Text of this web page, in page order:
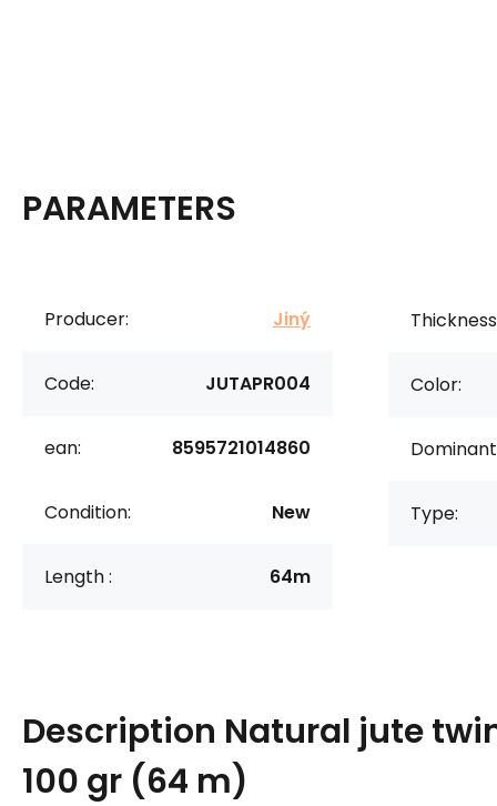
PARAMETERS
Producer: Jiný
Code: JUTAPR004
ean: 8595721014860
Condition: New
Length : 64m
Color:
Type:
Description Natural jute
100 gr (64 m)